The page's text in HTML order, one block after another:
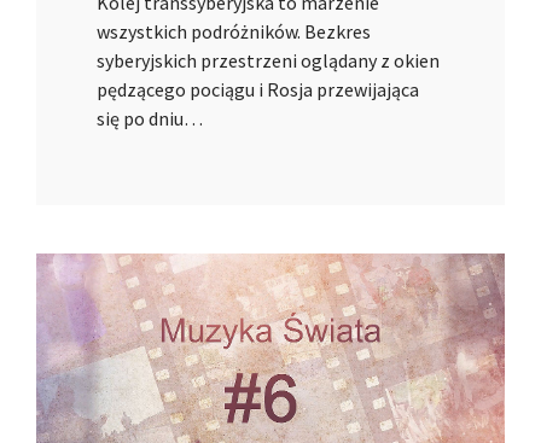
wszystkich podróżników. Bezkres
syberyjskich przestrzeni oglądany z okien
pędzącego pociągu i Rosja przewijająca
się po dniu…